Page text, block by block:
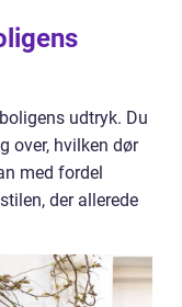
udtryk. Du
over, hvilken dør
med fordel
der allerede